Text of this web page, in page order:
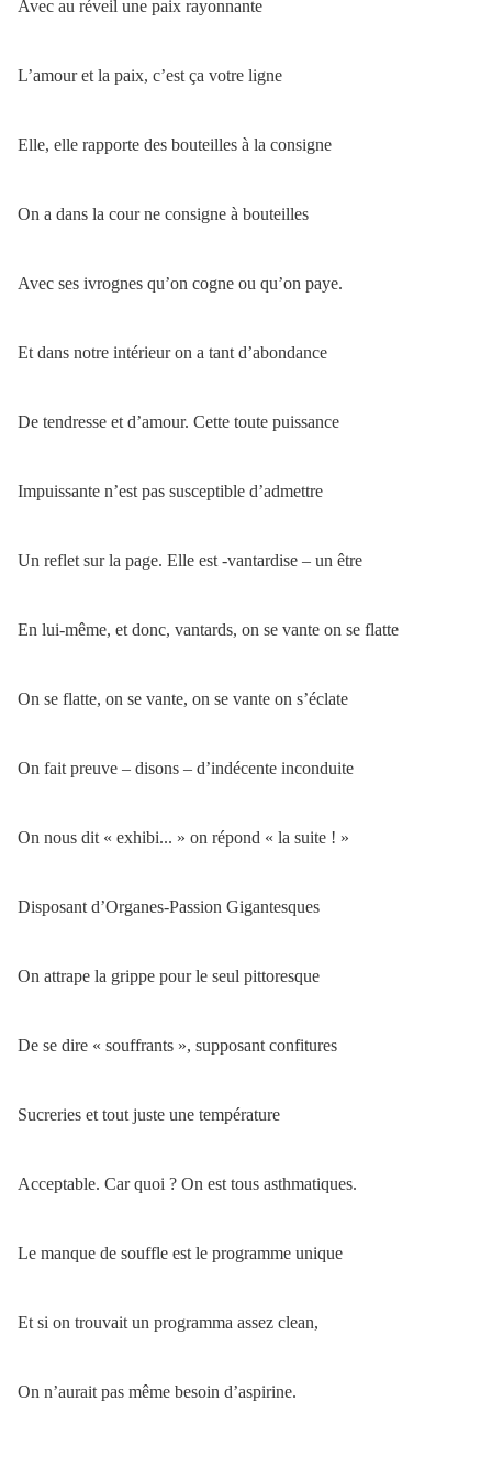
Avec au réveil une paix rayonnante
L’amour et la paix, c’est ça votre ligne
Elle, elle rapporte des bouteilles à la consigne
On a dans la cour ne consigne à bouteilles
Avec ses ivrognes qu’on cogne ou qu’on paye.
Et dans notre intérieur on a tant d’abondance
De tendresse et d’amour. Cette toute puissance
Impuissante n’est pas susceptible d’admettre
Un reflet sur la page. Elle est -vantardise – un être
En lui-même, et donc, vantards, on se vante on se flatte
On se flatte, on se vante, on se vante on s’éclate
On fait preuve – disons – d’indécente inconduite
On nous dit « exhibi... » on répond « la suite ! »
Disposant d’Organes-Passion Gigantesques
On attrape la grippe pour le seul pittoresque
De se dire « souffrants », supposant confitures
Sucreries et tout juste une température
Acceptable. Car quoi ? On est tous asthmatiques.
Le manque de souffle est le programme unique
Et si on trouvait un programma assez clean,
On n’aurait pas même besoin d’aspirine.